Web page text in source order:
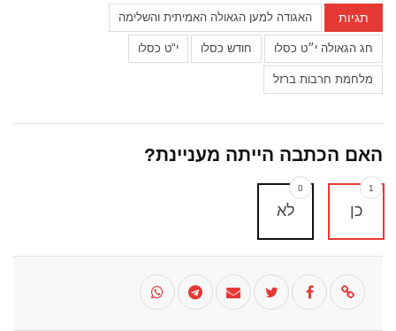
תגיות האגודה למען הגאולה האמיתית והשלימה
חג הגאולה י״ט כסלו חודש כסלו י"ט כסלו
מלחמת חרבות ברזל
האם הכתבה הייתה מעניינת?
כן
1
לא
0